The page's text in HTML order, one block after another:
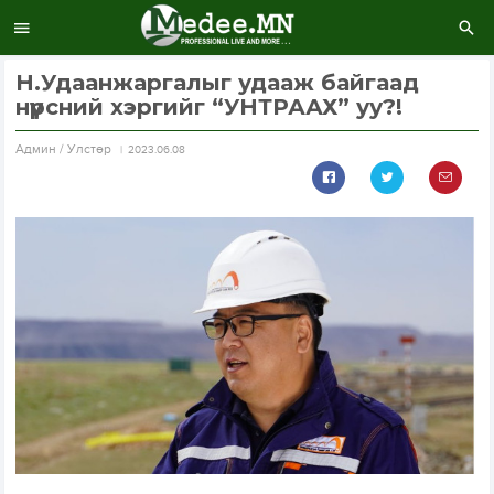
Н.Удаанжаргалыг удааж байгаад
нүүрсний хэргийг “УНТРААХ” уу?!
Aдмин / Улстөр 2023.06.08